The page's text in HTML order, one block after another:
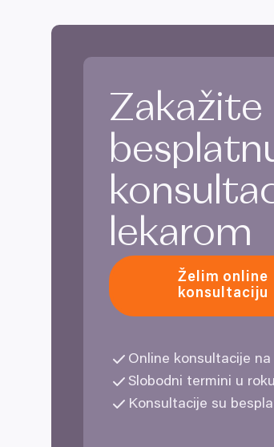
Zakažite
lekarom
Želim online
konsultaciju
Online konsultacije
Slobodni termini u
Konsultacije su